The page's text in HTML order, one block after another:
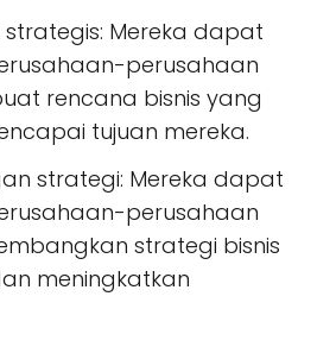
Mereka dapat
perusahaan
rencana bisnis yang
tujuan mereka.
strategi: Mereka dapat
perusahaan
strategi bisnis
meningkatkan